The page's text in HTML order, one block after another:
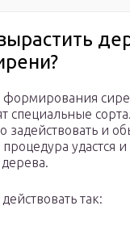
формирования
специальные
и
процедура удастся
так: